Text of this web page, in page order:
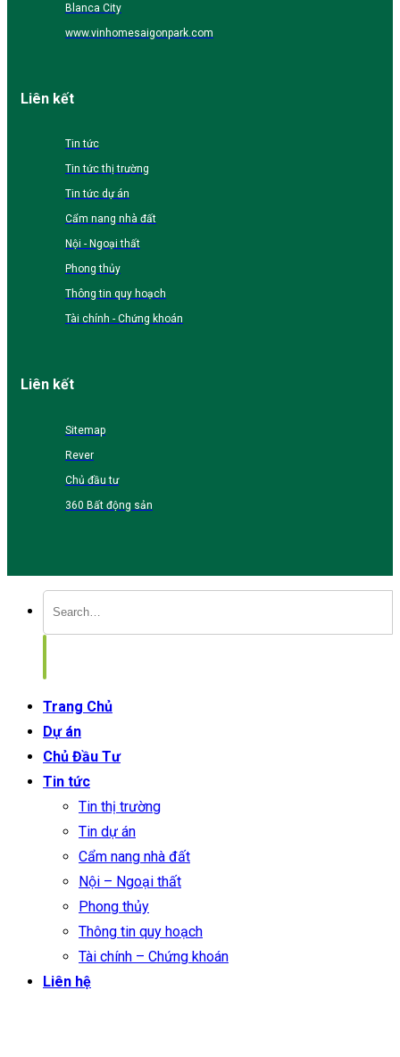
Blanca City
www.vinhomesaigonpark.com
Liên kết
Tin tức
Tin tức thị trường
Tin tức dự án
Cẩm nang nhà đất
Nội - Ngoại thất
Phong thủy
Thông tin quy hoạch
Tài chính - Chứng khoán
Liên kết
Sitemap
Rever
Chủ đầu tư
360 Bất động sản
Trang Chủ
Dự án
Chủ Đầu Tư
Tin tức
Tin thị trường
Tin dự án
Cẩm nang nhà đất
Nội – Ngoại thất
Phong thủy
Thông tin quy hoạch
Tài chính – Chứng khoán
Liên hệ